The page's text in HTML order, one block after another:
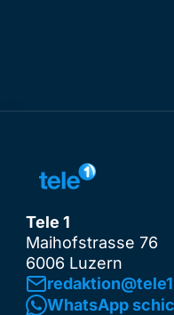
Tele 1
Maihofstrasse 76
6006 Luzern
WhatsApp